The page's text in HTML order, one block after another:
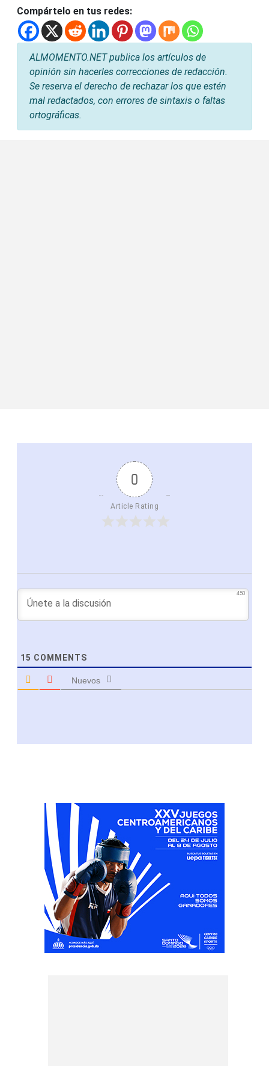
Compártelo en tus redes:
ALMOMENTO.NET publica los artículos de
opinión sin hacerles correcciones de redacción.
Se reserva el derecho de rechazar los que estén
mal redactados, con errores de sintaxis o faltas
ortográficas.
0
Article Rating
450
15 COMMENTS
Nuevos